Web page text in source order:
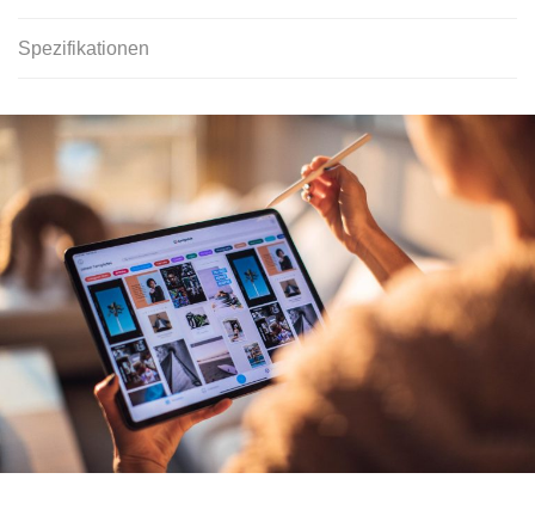
Spezifikationen